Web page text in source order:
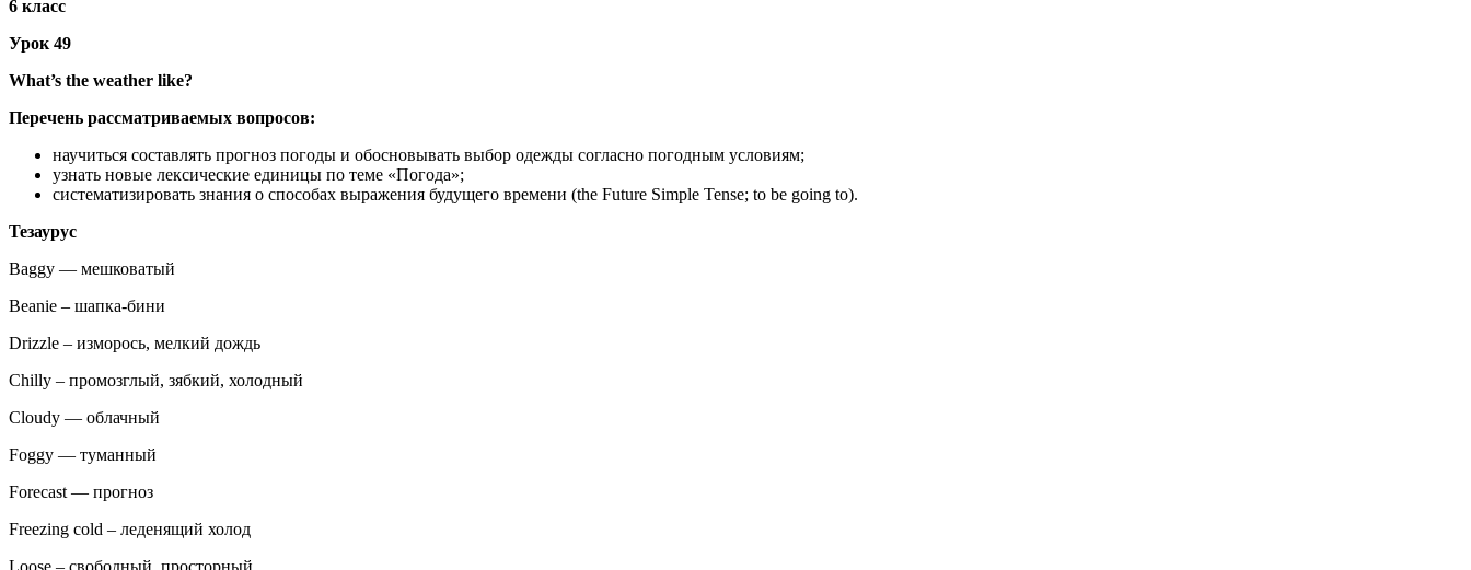
6 класс
Урок 49
What’s the weather like?
Перечень рассматриваемых вопросов:
научиться составлять прогноз погоды и обосновывать выбор одежды согласно погодным условиям;
узнать новые лексические единицы по теме «Погода»;
систематизировать знания о способах выражения будущего времени (the Future Simple Tense; to be going to).
Тезаурус
Baggy — мешковатый
Beanie – шапка-бини
Drizzle – изморось, мелкий дождь
Chilly – промозглый, зябкий, холодный
Cloudy — облачный
Foggy — туманный
Forecast — прогноз
Freezing cold – леденящий холод